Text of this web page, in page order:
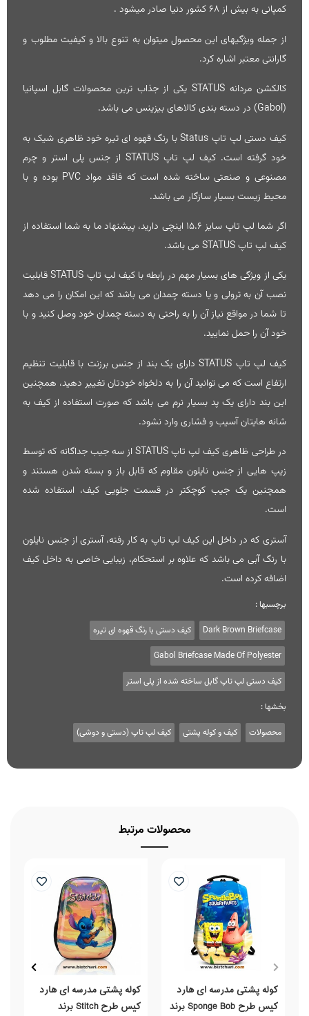
کمپانی به بیش از 68 کشور دنیا صادر میشود .
از جمله ویژگیهای این محصول میتوان به تنوع بالا و کیفیت مطلوب و
گارانتی معتبر اشاره کرد.
کالکشن مردانه STATUS یکی از جذاب ترین محصولات گابل اسپانیا
(Gabol) در دسته بندی کالاهای بیزینس می باشد.
کیف دستی لپ تاپ
با رنگ قهوه ای تیره خود ظاهری شیک به
خود گرفته است. کیف لپ تاپ STATUS از جنس پلی استر و چرم
مصنوعی و صنعتی ساخته شده است که فاقد مواد PVC بوده و با
محیط زیست بسیار سازگار می باشد.
اگر شما لپ تاپ سایز ۱۵.۶ اینچی دارید، پیشنهاد ما به شما استفاده از
کیف لپ تاپ STATUS می باشد.
یکی از ویژگی های بسیار مهم در رابطه با کیف لپ تاپ STATUS قابلیت
نصب آن به ترولی و یا دسته چمدان می باشد که این امکان را می دهد
تا شما در مواقع نیاز آن را به راحتی به دسته چمدان خود وصل کنید و با
خود آن را حمل نمایید.
کیف لپ تاپ STATUS دارای یک بند از جنس برزنت با قابلیت تنظیم
ارتفاع است که می توانید آن را به دلخواه خودتان تغییر دهید، همچنین
این بند دارای یک پد بسیار نرم می باشد که صورت استفاده از کیف به
شانه هایتان آسیب و فشاری وارد نشود.
در طراحی ظاهری کیف لپ تاپ STATUS از سه جیب جداگانه که توسط
زیپ هایی از جنس نایلون مقاوم که قابل باز و بسته شدن هستند و
همچنین یک جیب کوچکتر در قسمت جلویی کیف، استفاده شده
است.
آستری که در داخل این کیف لپ تاپ به کار رفته، آستری از جنس نایلون
با رنگ آبی می باشد که علاوه بر استحکام، زیبایی خاصی به داخل کیف
اضافه کرده است.
برچسبها :
Dark Brown Briefcase کیف دستی با رنگ قهوه ای تیره
Gabol Briefcase Made Of Polyester
کیف دستی لپ تاپ گابل ساخته شده از پلی استر
بخشها :
محصولات کیف و کوله پشتی کیف لپ تاپ (دستی و دوشی)
محصولات مرتبط
کوله پشتی مدرسه ای هارد
کیس طرح Sponge Bob برند
کوله پشتی مدرسه ای هارد
کیس طرح Stitch برند